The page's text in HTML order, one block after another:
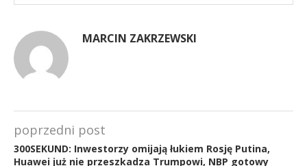
MARCIN ZAKRZEWSKI
poprzedni post
300SEKUND: Inwestorzy omijają łukiem Rosję Putina,
Huawei już nie przeszkadza Trumpowi, NBP gotowy